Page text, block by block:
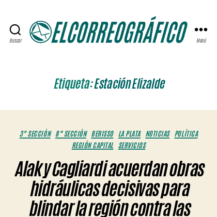
Buscar Menú
Etiqueta:Estación Elizalde
Categorías
3° SECCIÓN 8° SECCIÓN BERISSO LA PLATA NOTICIAS
POLÍTICA
REGIÓN CAPITAL
SERVICIOS
Alak y Cagliardi acuerdan obras
hidráulicas decisivas para
blindar la región contra las